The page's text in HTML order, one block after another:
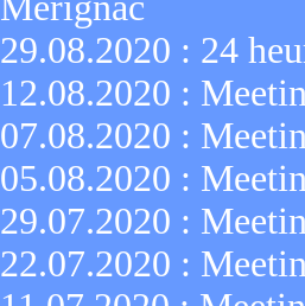
29.08.2020 : 24
12.08.2020 :
07.08.2020 :
05.08.2020 :
29.07.2020 :
22.07.2020 :